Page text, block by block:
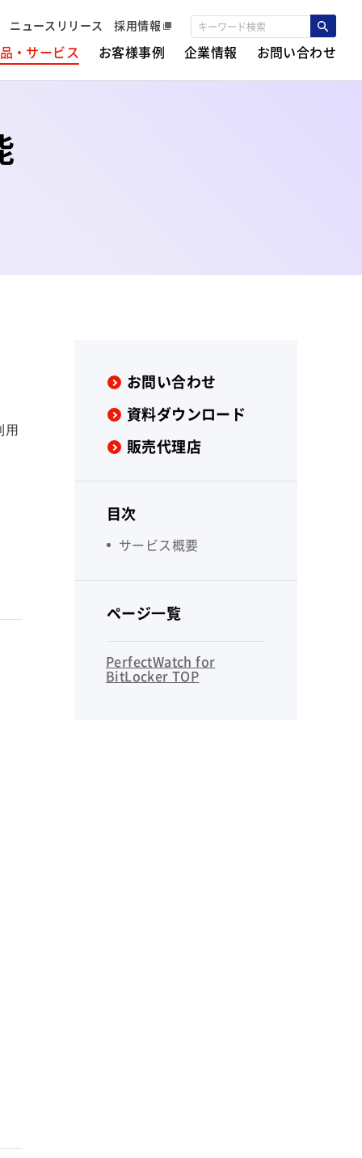
ニュースリリース 採用情報
・サービス お客様事例 企業情報 お問い合わせ
用
お問い合わせ
資料ダウンロード
販売代理店
目次
サービス概要
ページ一覧
PerfectWatch for
BitLocker TOP